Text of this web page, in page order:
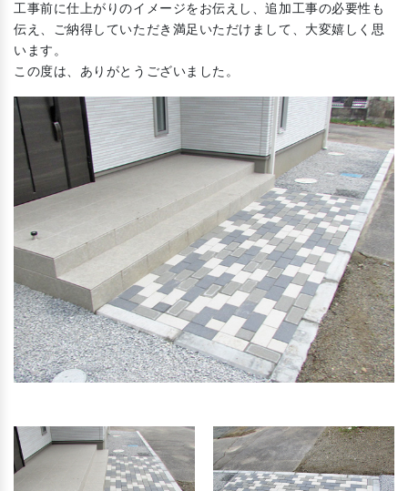
工事前に仕上がりのイメージをお伝えし、追加工事の必要性も
伝え、ご納得していただき満足いただけまして、大変嬉しく思
います。
この度は、ありがとうございました。